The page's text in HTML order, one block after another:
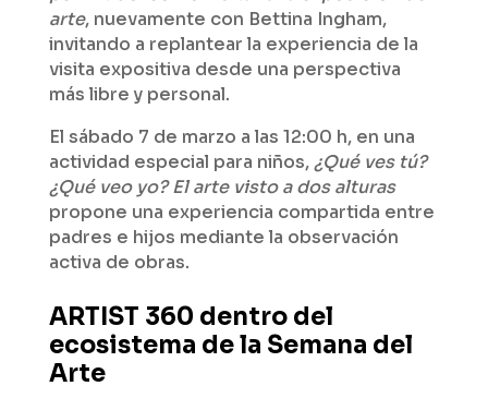
arte, nuevamente con Bettina Ingham,
invitando a replantear la experiencia de la
visita expositiva desde una perspectiva
más libre y personal.
El sábado 7 de marzo a las 12:00 h, en una
actividad especial para niños, ¿Qué ves tú?
¿Qué veo yo? El arte visto a dos alturas
propone una experiencia compartida entre
padres e hijos mediante la observación
activa de obras.
ARTIST 360 dentro del
ecosistema de la Semana del
Arte